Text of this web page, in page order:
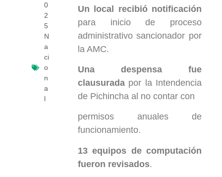
0
2
5
N
a
ci
o
n
a
l
Un local recibió notificación
para inicio de proceso
administrativo sancionador por
la AMC.
Una despensa fue
clausurada por la Intendencia
de Pichincha al no contar con
permisos anuales de
funcionamiento.
13 equipos de computación
fueron revisados.